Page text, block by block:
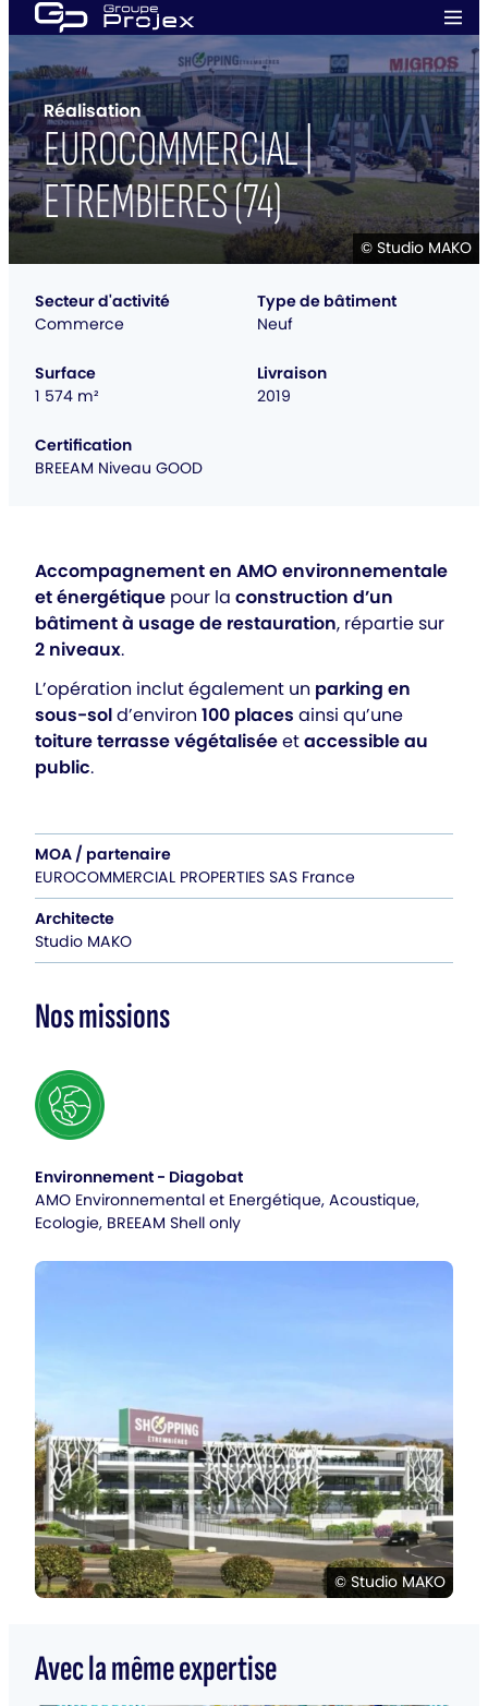
Aller
au
contenu
Groupe
Projex
© Studio MAKO
Réalisation
EUROCOMMERCIAL |
ETREMBIERES (74)
Secteur d'activité
Commerce
Type de bâtiment
Neuf
Surface
1 574 m²
Livraison
2019
Certification
BREEAM Niveau GOOD
Accompagnement en AMO environnementale
et énergétique pour la construction d’un
bâtiment à usage de restauration, répartie sur
2 niveaux.
L’opération inclut également un parking en
sous-sold’environ 100 places ainsi qu’une
toiture terrasse végétaliséeetaccessible au
public.
MOA / partenaire
EUROCOMMERCIAL PROPERTIES SAS France
Architecte
Studio MAKO
Nos missions
Environnement - Diagobat
AMO Environnemental et Energétique, Acoustique,
Ecologie, BREEAM Shell only
© Studio MAKO
Avec la même expertise